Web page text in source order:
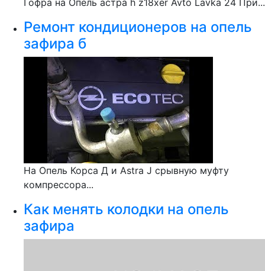
Гофра на Опель астра h z18xer Avto Lavka 24 При...
Ремонт кондиционеров на опель
зафира б
На Опель Корса Д и Astra J срывную муфту
компрессора...
Как менять колодки на опель
зафира